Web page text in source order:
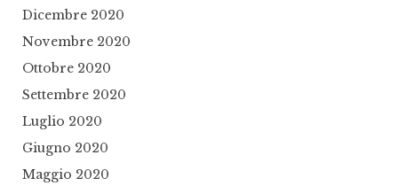
Dicembre 2020
Novembre 2020
Ottobre 2020
Settembre 2020
Luglio 2020
Giugno 2020
Maggio 2020